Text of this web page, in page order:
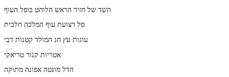
השד של חזיר הראש הלוהט בופל העוף
סל רצועת עוף המלכה חלבית
עוגות עץ חג המולד קטנות דבי
אטריות קנור טריאקי
הדל מונטה אפונה מתוקה